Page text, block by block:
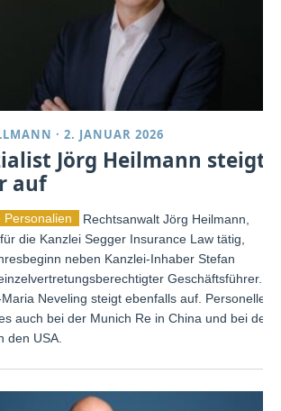
·2. JANUAR 2026
Jörg Heilmann steigt
auf
Personalien
Rechtsanwalt Jörg Heilmann,
die Kanzlei Segger Insurance Law tätig,
neben Kanzlei-Inhaber Stefan
Geschäftsführer.
Neveling steigt ebenfalls auf. Personelle
auch bei der Munich Re in China und bei der
den USA.